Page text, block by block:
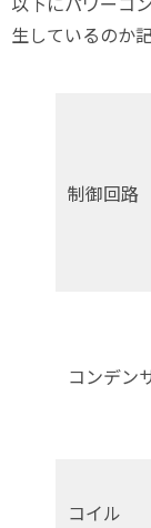
生しているのか
制御回路
コンデン
コイル